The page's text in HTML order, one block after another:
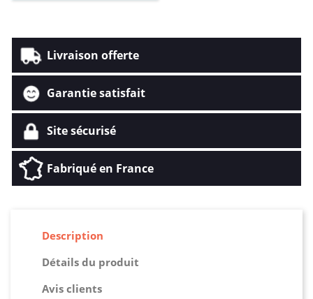
Livraison offerte
Garantie satisfait
Site sécurisé
Fabriqué en France
Description
Détails du produit
Avis clients